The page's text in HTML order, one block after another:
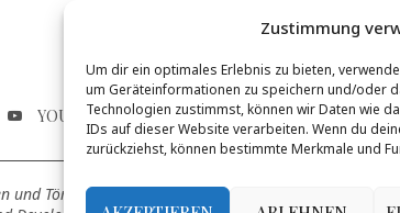
Zustimmung
Um dir ein optimales Erlebnis zu bieten,
um Geräteinformationen zu speichern und/oder
Technologien zustimmst, können wir Daten wie
IDs auf dieser Website verarbeiten. Wenn du
zurückziehst, können bestimmte Merkmale und
YOUTUBE BLOGLOVIN
Törtchen genutzt werden, mehr Infos gibt es